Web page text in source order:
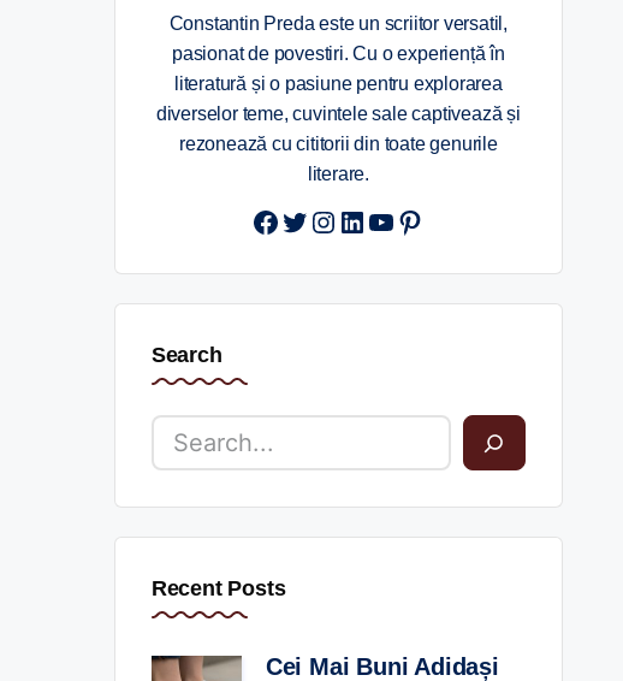
Constantin Preda este un scriitor versatil,
pasionat de povestiri. Cu o experiență în
literatură și o pasiune pentru explorarea
diverselor teme, cuvintele sale captivează și
rezonează cu cititorii din toate genurile
literare.
Twitter
Instagram
LinkedIn
YouTube
Pinterest
Search
Recent Posts
Cei Mai Buni Adidași